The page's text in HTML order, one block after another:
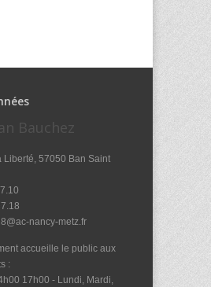
Bauchez
Liberté, 57050 Ban Saint
nancy-metz.fr
accueille le public aux
:
17h00 - Lundi, Mardi,